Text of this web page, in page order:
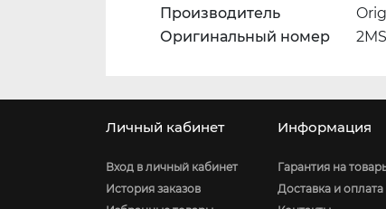
Производитель
Оригинальный номер
Личный кабинет
Вход в личный кабинет
История заказов
Информация
Гарантия на
Доставка и оплата